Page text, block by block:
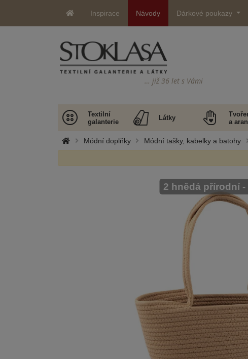
Inspirace Návody Dárkové poukazy
… již 36 let s Vámi
Textilní
galanterie
Látky
a
Módní doplňky Módní tašky, kabelky a batohy
2 hnědá přírodní -